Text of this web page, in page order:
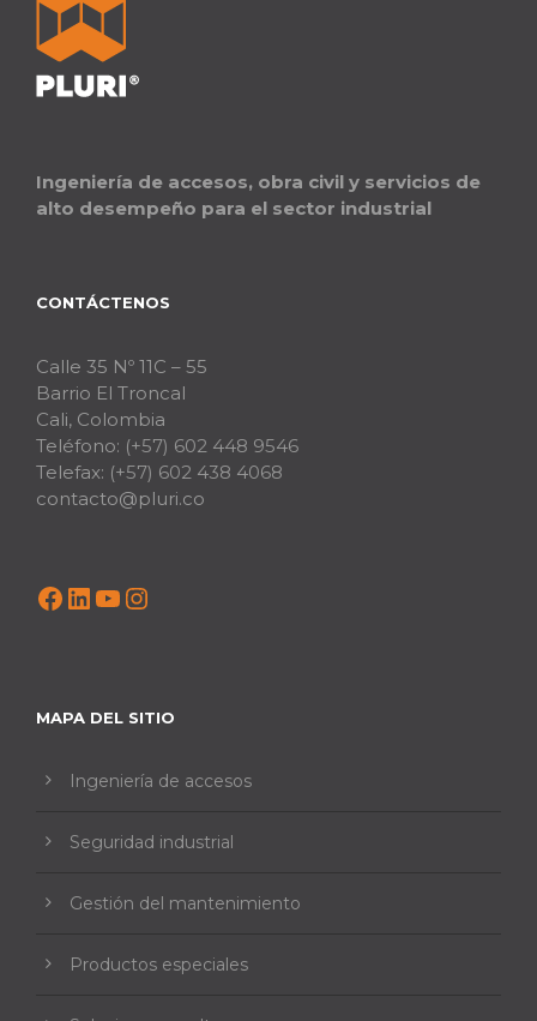
Ingeniería de accesos, obra civil y servicios de
alto desempeño para el sector industrial
CONTÁCTENOS
Calle 35 Nº 11C – 55
Barrio El Troncal
Cali, Colombia
Teléfono: (+57) 602 448 9546
Telefax: (+57) 602 438 4068
contacto@pluri.co
Facebook LinkedIn YouTube Instagram
MAPA DEL SITIO
Ingeniería de accesos
Seguridad industrial
Gestión del mantenimiento
Productos especiales